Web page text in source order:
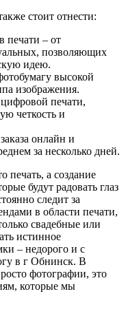
стоит отнести:
печати – от
позволяющих
идею.
высокой
изображения.
печати,
четкость и
онлайн и
за несколько дней.
печать, а создание
будут радовать глаз
следит за
в области печати,
свадебные или
истинное
– недорого и с
в г Обнинск. В
фотографии, это
которые мы